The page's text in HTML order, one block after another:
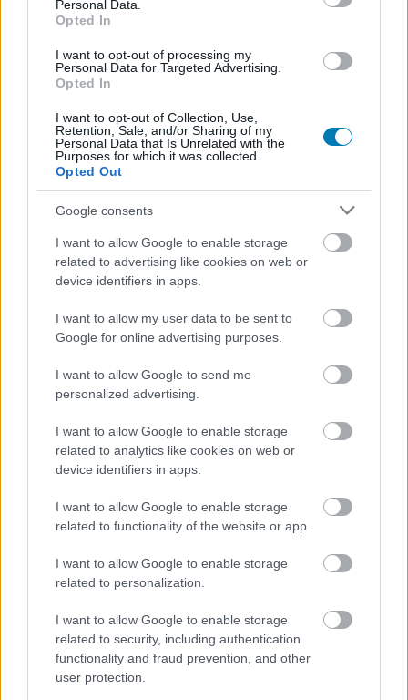
Personal Data.
Opted In
I want to opt-out of processing my
Personal Data for Targeted Advertising.
Opted In
I want to opt-out of Collection, Use,
Retention, Sale, and/or Sharing of my
Personal Data that Is Unrelated with the
Purposes for which it was collected.
Opted Out
Google consents
I want to allow Google to enable storage
related to advertising like cookies on web or
device identifiers in apps.
I want to allow my user data to be sent to
Google for online advertising purposes.
I want to allow Google to send me
personalized advertising.
I want to allow Google to enable storage
related to analytics like cookies on web or
device identifiers in apps.
I want to allow Google to enable storage
related to functionality of the website or app.
I want to allow Google to enable storage
related to personalization.
I want to allow Google to enable storage
related to security, including authentication
functionality and fraud prevention, and other
user protection.
flipperláz Budapesten
2025 augusztus 27. 16:05
Ősszel két rangos nemzetközi flipperesemény
érkezik a fővárosba, a magyar válogatott friss
Európa-bajnoki sikere után.
Unmute Loaded:
A magyar flipper-válogatott 2025 júniusában történelmi
győzelmet aratott: tizenhárom év után újra Európa-
bajnok lett. Az ausztriai Vöcklabruckban megrendezett
kontinensviadalon a Solymosi Gábor, Scholtz Bálint, Pálfi
versenyzője közül bizonyult a legjobbnak, ezzel
visszahódítva az aranyérmet. A diadal óriási lendületet
adott a hazai flipperközösségnek, amelynek
köszönhetően szeptemberben és októberben Budapest
lesz a sportág egyik nemzetközi központja.
Szeptember 2-án a Flippermúzeum ad otthont a Stern
Army Tuesday következő állomásának, ahol a világ
vezető gyártójának legújabb masinája, a King Kong
flipper először mutatkozik be Magyarországon.
gépekhez, most pedig a résztvevők történelmi pillanat
részesei lehetnek az új modell kipróbálásával. Az
eseményre még zajlik a nevezés, így a profi játékosok